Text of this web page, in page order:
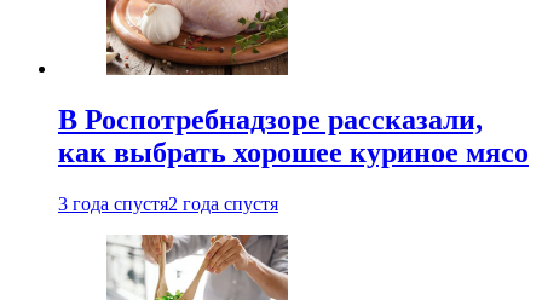
В Роспотребнадзоре рассказали,
как выбрать хорошее куриное мясо
3 года спустя2 года спустя